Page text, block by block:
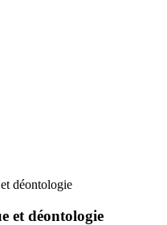
déontologie
et déontologie